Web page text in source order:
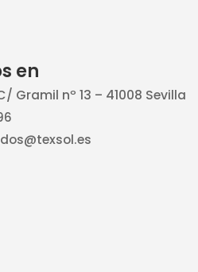
en
Gramil nº 13 – 41008 Sevilla